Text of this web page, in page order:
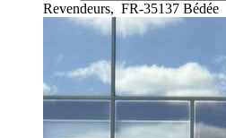
Revendeurs, FR-35137 Bédée